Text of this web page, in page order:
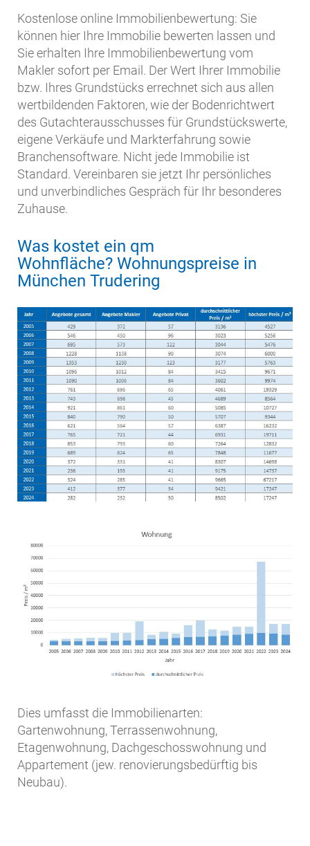
Kostenlose online Immobilienbewertung: Sie
können hier Ihre Immobilie bewerten lassen und
Sie erhalten Ihre Immobilienbewertung vom
Makler sofort per Email. Der Wert Ihrer Immobilie
bzw. Ihres Grundstücks errechnet sich aus allen
wertbildenden Faktoren, wie der Bodenrichtwert
des Gutachterausschusses für Grundstückswerte,
eigene Verkäufe und Markterfahrung sowie
Branchensoftware. Nicht jede Immobilie ist
Standard. Vereinbaren sie jetzt Ihr persönliches
und unverbindliches Gespräch für Ihr besonderes
Zuhause.
Was kostet ein qm
Wohnfläche? Wohnungspreise in
München Trudering
Dies umfasst die Immobilienarten:
Gartenwohnung, Terrassenwohnung,
Etagenwohnung, Dachgeschosswohnung und
Appartement (jew. renovierungsbedürftig bis
Neubau).